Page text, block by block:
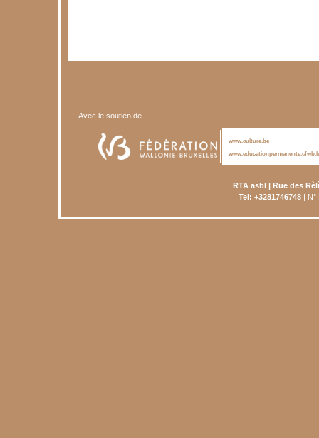
Avec le soutien de :
www.culture.be
RTA asbl | Rue des
Tel: +3281746748| N°